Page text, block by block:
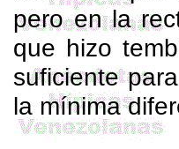
pero en la
que hizo
suficiente
la mínima